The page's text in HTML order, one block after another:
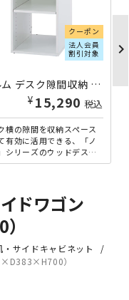
クーポン
法人会員
割引対象
ノルム デスク隙間収納 W400×D600×H700 ホワイト
¥ 15,290 税込
横の隙間を収納スペース
有効に活用できる、「ノ
シリーズのウッドデスク
タリのワイドな横幅400m
chevron_right
ドワゴン
・サイドキャビネット
）